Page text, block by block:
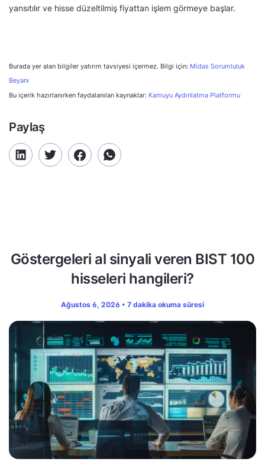
yansıtılır ve hisse düzeltilmiş fiyattan işlem görmeye başlar.
Burada yer alan bilgiler yatırım tavsiyesi içermez. Bilgi için: Midas Sorumluluk
Beyanı
Bu içerik hazırlanırken faydalanılan kaynaklar: Kamuyu Aydınlatma Platformu
Paylaş
Göstergeleri al sinyali veren BIST 100
hisseleri hangileri?
Ağustos 6, 2026 • 7 dakika okuma süresi